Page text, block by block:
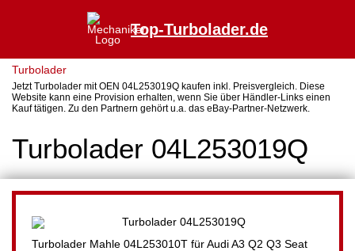
Top-Turbolader.de
Turbolader
Jetzt Turbolader mit OEN 04L253019Q kaufen inkl. Preisvergleich. Diese
Website kann eine Provision erhalten, wenn Sie über Händler-Links einen
Kauf tätigen. Zu den Partnern gehört u.a. das eBay-Partner-Netzwerk.
Turbolader 04L253019Q
Turbolader Mahle 04L253010T für Audi A3 Q2 Q3 Seat